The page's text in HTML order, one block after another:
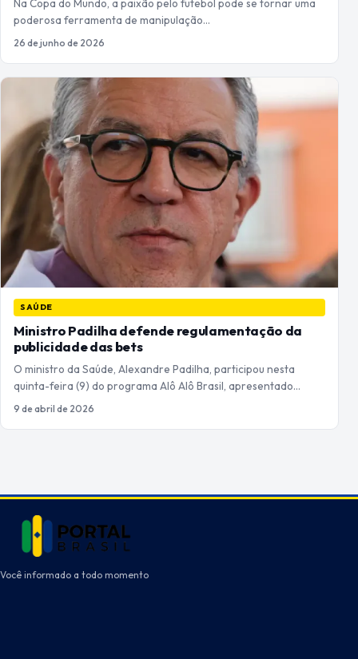
Na Copa do Mundo, a paixão pelo futebol pode se tornar uma
poderosa ferramenta de manipulação…
26 de junho de 2026
SAÚDE
Ministro Padilha defende regulamentação da
publicidade das bets
O ministro da Saúde, Alexandre Padilha, participou nesta
quinta-feira (9) do programa Alô Alô Brasil, apresentado…
9 de abril de 2026
Você informado a todo momento